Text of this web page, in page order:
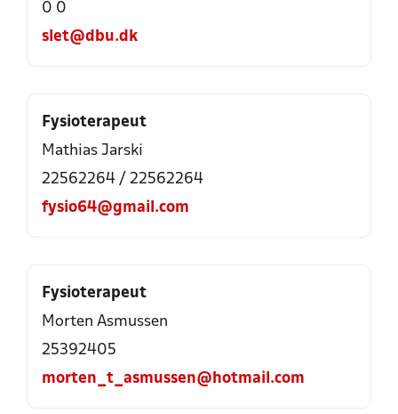
0 0
slet@dbu.dk
Fysioterapeut
Mathias Jarski
22562264 / 22562264
fysio64@gmail.com
Fysioterapeut
Morten Asmussen
25392405
morten_t_asmussen@hotmail.com